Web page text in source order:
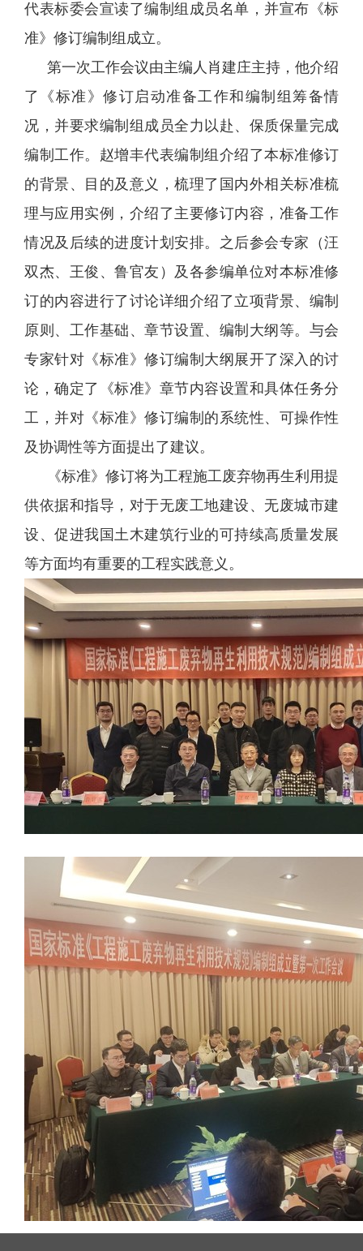
代表标委会宣读了编制组成员名单，并宣布《标
准》修订编制组成立。
第一次工作会议由主编人肖建庄主持，他介绍
了《标准》修订启动准备工作和编制组筹备情
况，并要求编制组成员全力以赴、保质保量完成
编制工作。赵增丰代表编制组介绍了本标准修订
的背景、目的及意义，梳理了国内外相关标准梳
理与应用实例，介绍了主要修订内容，准备工作
情况及后续的进度计划安排。之后参会专家（汪
双杰、王俊、鲁官友）及各参编单位对本标准修
订的内容进行了讨论详细介绍了立项背景、编制
原则、工作基础、章节设置、编制大纲等。与会
专家针对《标准》修订编制大纲展开了深入的讨
论，确定了《标准》章节内容设置和具体任务分
工，并对《标准》修订编制的系统性、可操作性
及协调性等方面提出了建议。
《标准》修订将为工程施工废弃物再生利用提
供依据和指导，对于无废工地建设、无废城市建
设、促进我国土木建筑行业的可持续高质量发展
等方面均有重要的工程实践意义。